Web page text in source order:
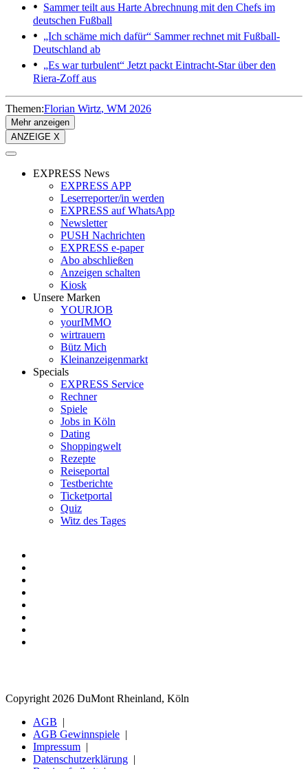
Sammer teilt aus Harte Abrechnung mit den Chefs im
deutschen Fußball
„Ich schäme mich dafür“ Sammer rechnet mit Fußball-
Deutschland ab
„Es war turbulent“ Jetzt packt Eintracht-Star über den
Riera-Zoff aus
Themen:Florian Wirtz WM 2026
Mehr anzeigen
ANZEIGE X
EXPRESS News
EXPRESS APP
Leserreporter/in werden
EXPRESS auf WhatsApp
Newsletter
PUSH Nachrichten
EXPRESS e-paper
Abo abschließen
Anzeigen schalten
Kiosk
Unsere Marken
YOURJOB
yourIMMO
wirtrauern
Bütz Mich
Kleinanzeigenmarkt
Specials
EXPRESS Service
Rechner
Spiele
Jobs in Köln
Dating
Shoppingwelt
Rezepte
Reiseportal
Testberichte
Ticketportal
Quiz
Witz des Tages
Copyright 2026 DuMont Rheinland, Köln
AGB
AGB Gewinnspiele
Impressum
Datenschutzerklärung